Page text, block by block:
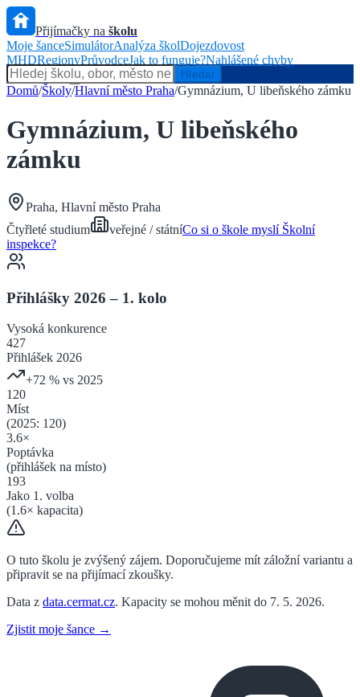
Přijímačky na školu
Moje šanceSimulátorAnalýza školDojezdovost
MHDRegionyPrůvodceJak to funguje?Nahlášené chyby
Hlídač státu
Hledat
Domů/Školy/Hlavní město Praha/Gymnázium, U libeňského zámku
Gymnázium, U libeňského
zámku
Praha, Hlavní město Praha
Čtyřleté studium veřejné / státníCo si o škole myslí Školní
inspekce?
Přihlášky 2026 – 1. kolo
Vysoká konkurence
427
Přihlášek 2026
+72 % vs 2025
120
Míst
(2025: 120)
3.6×
Poptávka
(přihlášek na místo)
193
Jako 1. volba
(1.6× kapacita)
O tuto školu je zvýšený zájem. Doporučujeme mít záložní variantu a
připravit se na přijímací zkoušky.
Data z data.cermat.cz. Kapacity se mohou měnit do 7. 5. 2026.
Zjistit moje šance →